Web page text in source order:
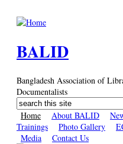
BALID
Bangladesh Association of
Documentalists
Search form
Search
Home About BALID
Trainings
Photo Gallery
Media
Contact Us